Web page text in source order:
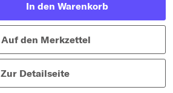
In den Warenkorb
Auf den Merkzettel
Zur Detailseite